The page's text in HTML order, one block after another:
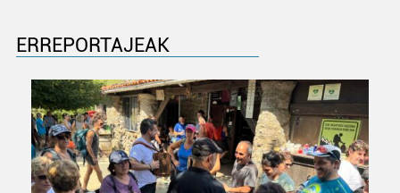
ERREPORTAJEAK